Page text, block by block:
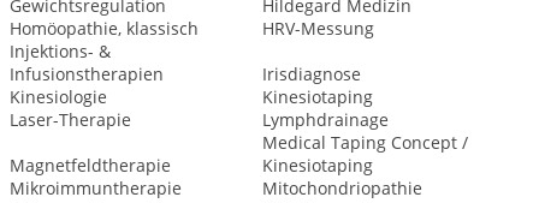
Gewichtsregulation
Hildegard Medizin
Homöopathie, klassisch
HRV-Messung
Injektions- &
Infusionstherapien
Irisdiagnose
Kinesiologie
Kinesiotaping
Laser-Therapie
Lymphdrainage
Magnetfeldtherapie
Medical Taping Concept /
Kinesiotaping
Mikroimmuntherapie
Mitochondriopathie